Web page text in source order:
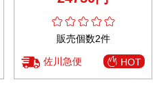
販売個数2件
佐川急便 HOT